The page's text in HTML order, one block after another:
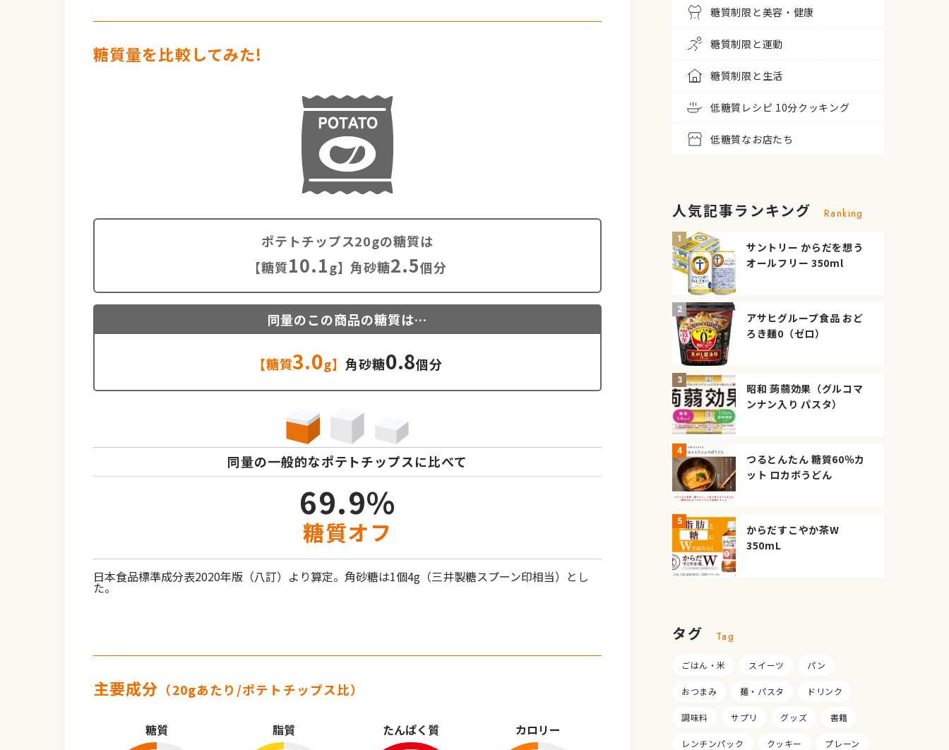
糖質量を比較してみた!
ポテトチップス20gの糖質は
【糖質10.1g】角砂糖2.5個分
同量のこの商品の糖質は…
【糖質3.0g】 角砂糖0.8個分
同量の一般的なポテトチップスに比べて
69.9%
糖質オフ
日本食品標準成分表2020年版（八訂）より算定。角砂糖は1個4g（三井製糖スプーン印相当）とし
た。
主要成分 （20gあたり/ポテトチップス比）
糖質 脂質 たんぱく質 カロリー
糖質制限と美容・健康
糖質制限と運動
糖質制限と生活
低糖質レシピ 10分クッキング
低糖質なお店たち
人気記事ランキング Ranking
サントリー からだを想う
オールフリー 350ml
アサヒグループ食品 おど
ろき麺0（ゼロ）
昭和 蒟蒻効果（グルコマ
ンナン入り パスタ）
つるとんたん 糖質60％カ
ット ロカボうどん
からだすこやか茶W
350mL
タグ Tag
ごはん・米 スイーツ パン
おつまみ 麺・パスタ ドリンク
調味料 サプリ グッズ 書籍
レンチンパック クッキー プレーン